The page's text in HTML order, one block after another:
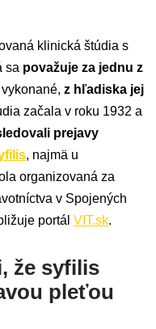
klinická štúdia s
sa považuje za jednu z
z hľadiska jej
začala v roku 1932 a
prejavy
, najmä u
organizovaná za
v Spojených
portál VIT.sk.
že syfilis
pleťou